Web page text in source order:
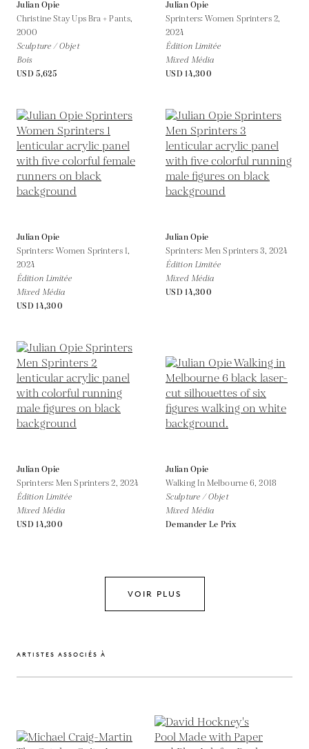
Julian Opie
Christine Stay Ups Bra + Pants,
2000
Sculpture / Objet
Bois
USD 5,625
Julian Opie
Sprinters: Women Sprinters 2,
2024
Édition Limitée
Mixed Média
USD 14,300
Julian Opie
Sprinters: Women Sprinters 1,
2024
Édition Limitée
Mixed Média
USD 14,300
Julian Opie
Sprinters: Men Sprinters 3, 2024
Édition Limitée
Mixed Média
USD 14,300
Julian Opie
Sprinters: Men Sprinters 2, 2024
Édition Limitée
Mixed Média
USD 14,300
Julian Opie
Walking In Melbourne 6,2018
Sculpture / Objet
Mixed Média
Demander Le Prix
VOIR PLUS
ARTISTES ASSOCIÉS À